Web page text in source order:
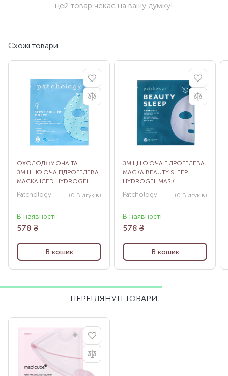
цей товар чекає на вашу думку!
Схожі товари
ОХОЛОДЖУЮЧА ТА
ЗМІЦНЮЮЧА ГІДРОГЕЛЕВА
МАСКА ICED HYDROGEL
MASK
Patchology (0 Відгуків)
В наявності
578 ₴
В кошик
ЗМІЦНЮЮЧА ГІДРОГЕЛЕВА
МАСКА BEAUTY SLEEP
HYDROGEL MASK
Patchology (0 Відгуків)
В наявності
578 ₴
В кошик
ПЕРЕГЛЯНУТІ ТОВАРИ